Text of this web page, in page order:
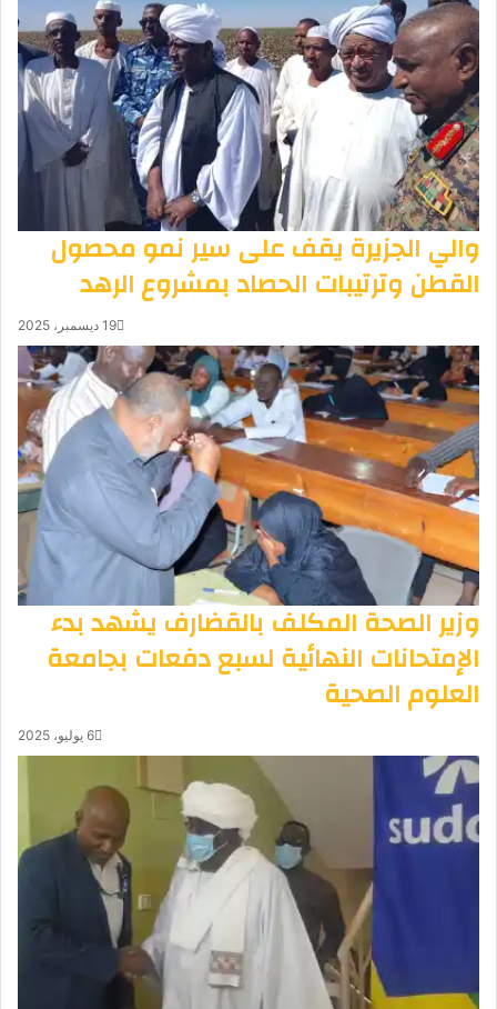
والي الجزيرة يقف على سير نمو محصول
القطن وترتيبات الحصاد بمشروع الرهد
19 ديسمبر، 2025
وزير الصحة المكلف بالقضارف يشهد بدء
الإمتحانات النهائية لسبع دفعات بجامعة
العلوم الصحية
6 يوليو، 2025